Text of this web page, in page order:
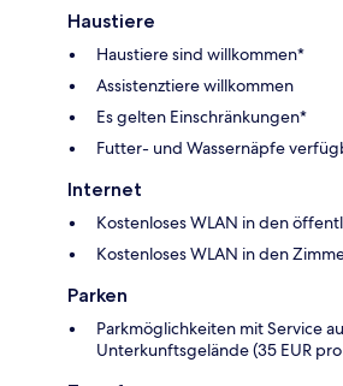
Haustiere
Haustiere sind willkommen*
Assistenztiere willkommen
Es gelten Einschränkungen*
Futter- und Wassernäpfe
Internet
Kostenloses WLAN in den
Kostenloses WLAN in den
Parken
Parkmöglichkeiten mit Service
Unterkunftsgelände (35 EUR